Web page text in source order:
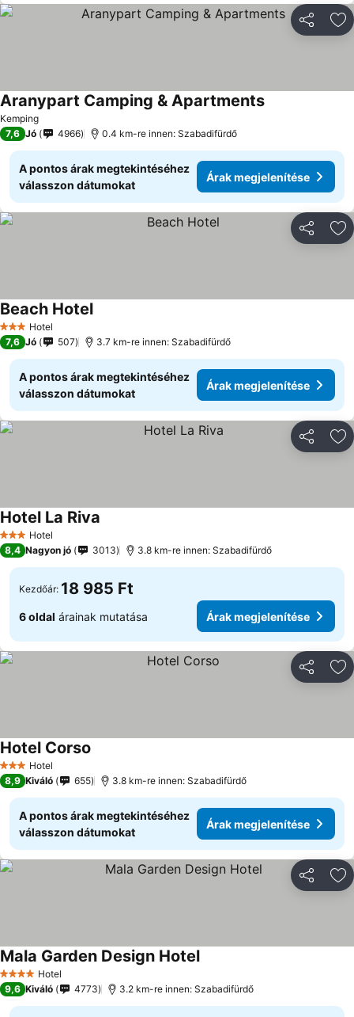
Kemping
Aranypart Camping & Apartments
7,6 Jó 4966 0.4 km-re innen: Szabadifürdő
A pontos árak megtekintéséhez
válasszon dátumokat
Árak megjelenítése
3 Kategória
Hotel
Beach Hotel
7,6 Jó 507 3.7 km-re innen: Szabadifürdő
A pontos árak megtekintéséhez
válasszon dátumokat
Árak megjelenítése
3 Kategória
Hotel
Hotel La Riva
8,4 Nagyon jó 3013 3.8 km-re innen: Szabadifürdő
Kezdőár: 18 985 Ft
6 oldal árainak mutatása Árak megjelenítése
3 Kategória
Hotel
Hotel Corso
8,9 Kiváló 655 3.8 km-re innen: Szabadifürdő
A pontos árak megtekintéséhez
válasszon dátumokat
Árak megjelenítése
4 KategóriaHotel
Mala Garden Design Hotel
9,6 Kiváló 4773 3.2 km-re innen: Szabadifürdő